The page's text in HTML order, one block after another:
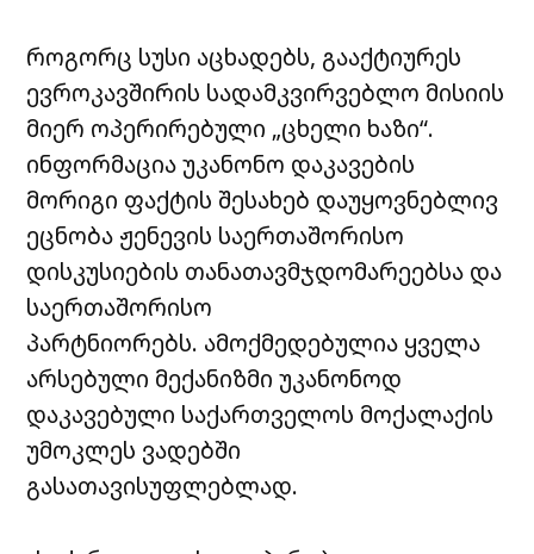
როგორც სუსი აცხადებს, გააქტიურეს
ევროკავშირის სადამკვირვებლო მისიის
მიერ ოპერირებული „ცხელი ხაზი“.
ინფორმაცია უკანონო დაკავების
მორიგი ფაქტის შესახებ დაუყოვნებლივ
ეცნობა ჟენევის საერთაშორისო
დისკუსიების თანათავმჯდომარეებსა და
საერთაშორისო
პარტნიორებს. ამოქმედებულია ყველა
არსებული მექანიზმი უკანონოდ
დაკავებული საქართველოს მოქალაქის
უმოკლეს ვადებში
გასათავისუფლებლად.